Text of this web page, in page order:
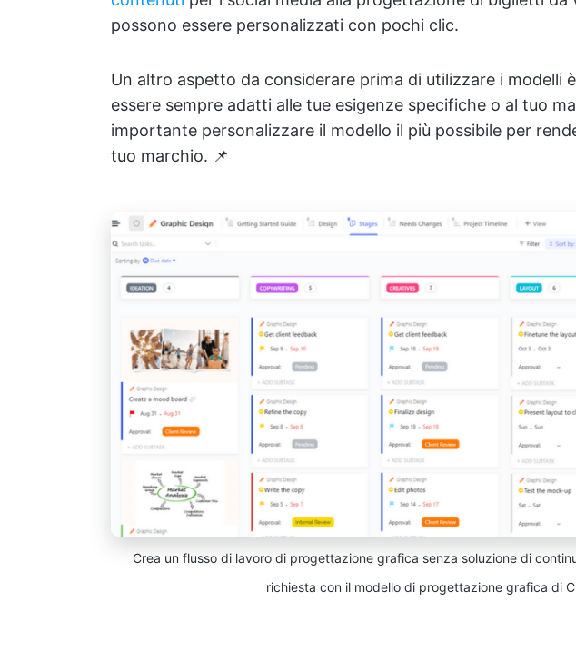
possono essere personalizzati con pochi clic.
Un altro aspetto da considerare prima di utilizzare i modelli
essere sempre adatti alle tue esigenze specifiche o al tuo
importante personalizzare il modello il più possibile per
tuo marchio. 📌
Crea un flusso di lavoro di progettazione grafica senza soluzione di
richiesta con il modello di progettazione grafica di